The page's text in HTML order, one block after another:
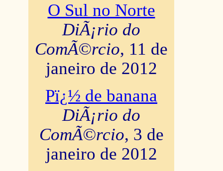
O Sul no Norte
DiÃ¡rio do
ComÃ©rcio, 11 de
janeiro de 2012
Pï¿½ de banana
DiÃ¡rio do
ComÃ©rcio, 3 de
janeiro de 2012